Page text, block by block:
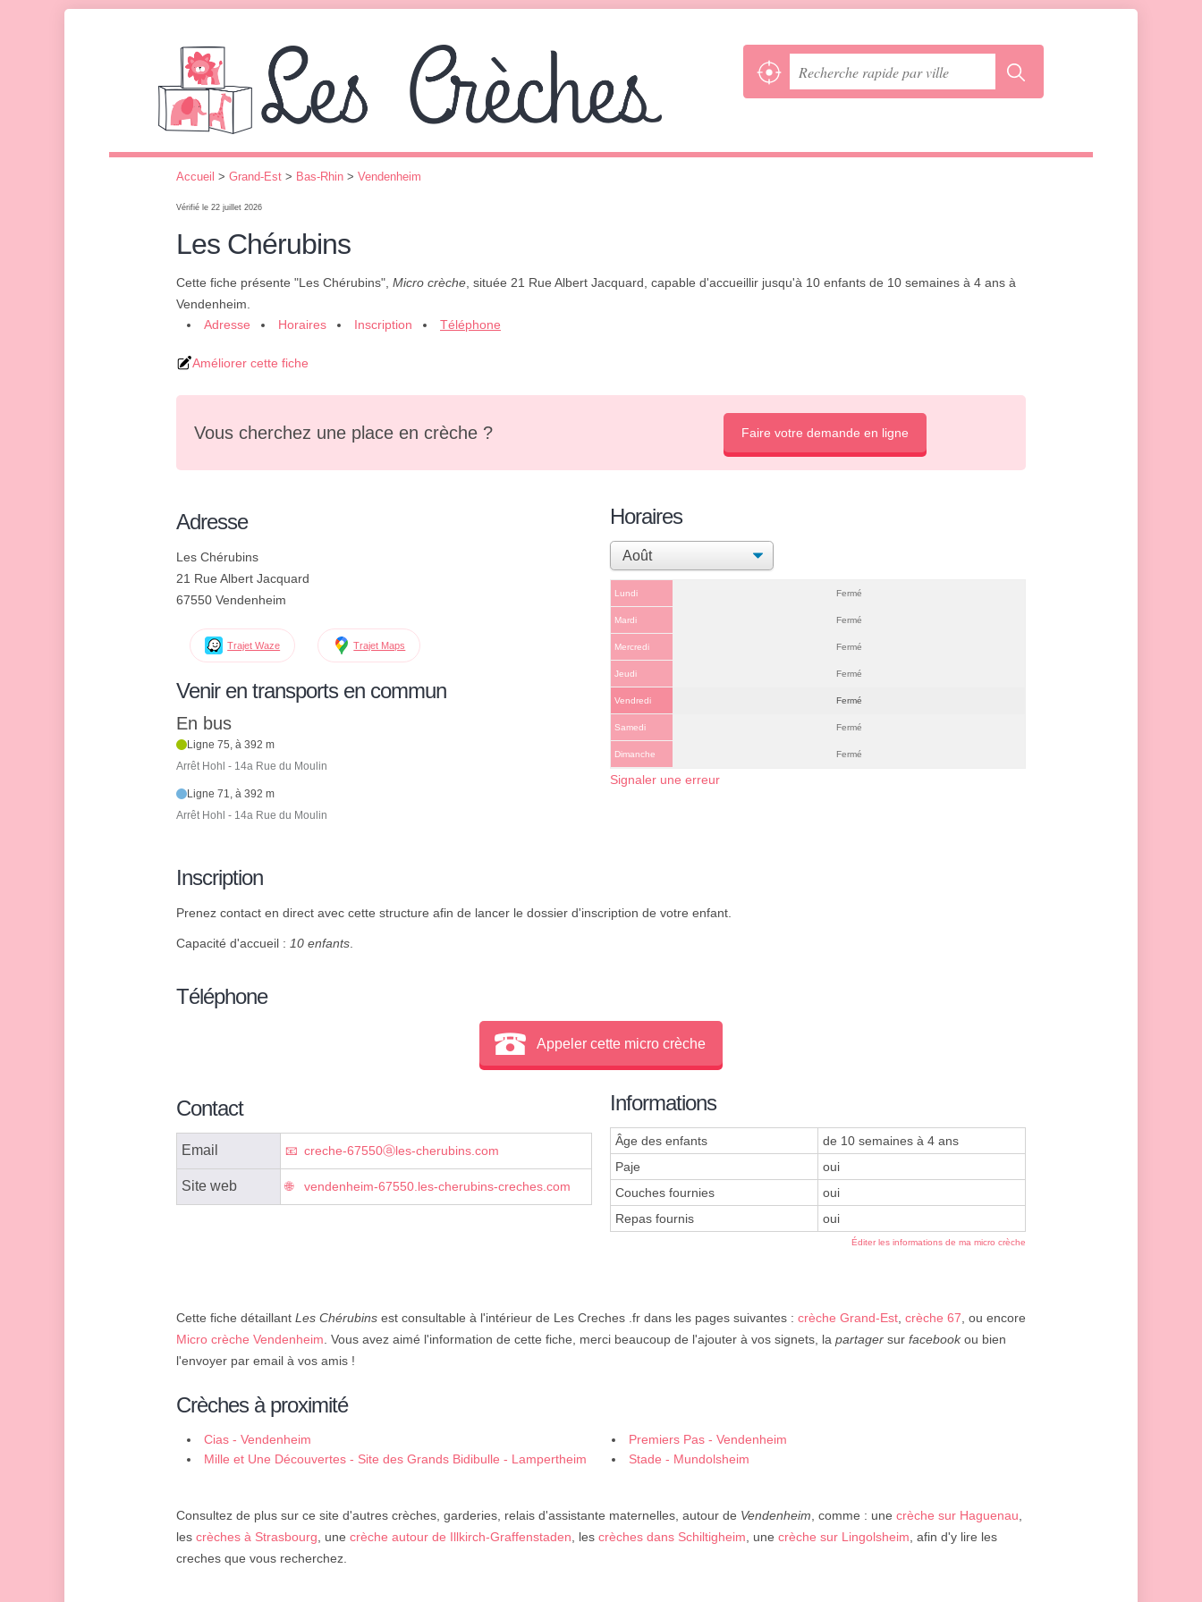
Accueil > Grand-Est > Bas-Rhin > Vendenheim
Vérifié le 22 juillet 2026
Les Chérubins
Cette fiche présente "Les Chérubins", Micro crèche , située 21 Rue Albert Jacquard, capable d'accueillir jusqu'à 10 enfants de 10 semaines à 4 ans à
Vendenheim.
Adresse
Horaires Inscription Téléphone
Améliorer cette fiche
Vous cherchez une place en crèche ? Faire votre demande en ligne
Adresse
Les Chérubins
21 Rue Albert Jacquard
67550 Vendenheim
Trajet Waze Trajet Maps
Venir en transports en commun
En bus
Ligne 75, à 392 m
Arrêt Hohl - 14a Rue du Moulin
Ligne 71, à 392 m
Arrêt Hohl - 14a Rue du Moulin
Horaires
Lundi Fermé
Mardi Fermé
Mercredi Fermé
Jeudi Fermé
Vendredi Fermé
Samedi Fermé
Dimanche Fermé
Signaler une erreur
Inscription
Prenez contact en direct avec cette structure afin de lancer le dossier d'inscription de votre enfant.
Capacité d'accueil : 10 enfants.
Téléphone
Appeler cette micro crèche
Contact
Email creche-67550ⓐles-cherubins.com
Site web vendenheim-67550.les-cherubins-creches.com
Informations
Âge des enfants
de 10 semaines à 4 ans
Paje
oui
Couches fournies
oui
Repas fournis
oui
Éditer les informations de ma micro crèche
Cette fiche détaillant Les Chérubins est consultable à l'intérieur de Les Creches .fr dans les pages suivantes : crèche Grand-Est, crèche 67, ou encore
Micro crèche Vendenheim. Vous avez aimé l'information de cette fiche, merci beaucoup de l'ajouter à vos signets, la partager sur facebookou bien
l'envoyer par email à vos amis !
Crèches à proximité
Cias - Vendenheim
Premiers Pas - Vendenheim
Mille et Une Découvertes - Site des Grands Bidibulle - Lampertheim
Stade - Mundolsheim
Consultez de plus sur ce site d'autres crèches, garderies, relais d'assistante maternelles, autour de Vendenheim, comme : une crèche sur Haguenau,
les crèches à Strasbourg, une crèche autour de Illkirch-Graffenstaden, les crèches dans Schiltigheim, une crèche sur Lingolsheim, afin d'y lire les
creches que vous recherchez.